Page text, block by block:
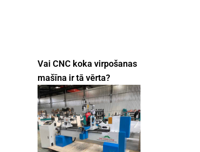
Vai CNC koka virpošanas
mašīna ir tā vērta?